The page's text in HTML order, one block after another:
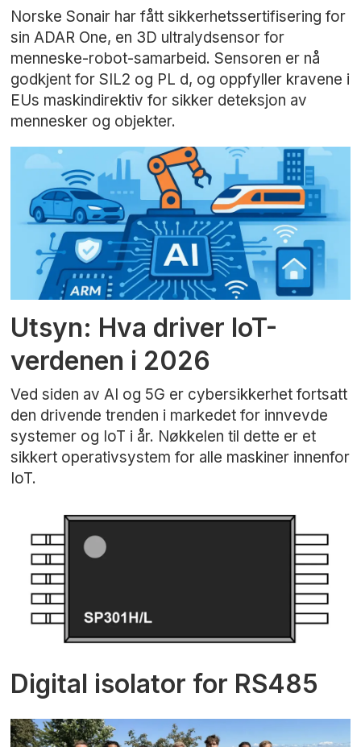
Norske Sonair har fått sikkerhetssertifisering for
sin ADAR One, en 3D ultralydsensor for
menneske-robot-samarbeid. Sensoren er nå
godkjent for SIL2 og PL d, og oppfyller kravene i
EUs maskindirektiv for sikker deteksjon av
mennesker og objekter.
Utsyn: Hva driver IoT-
verdenen i 2026
Ved siden av AI og 5G er cybersikkerhet fortsatt
den drivende trenden i markedet for innvevde
systemer og IoT i år. Nøkkelen til dette er et
sikkert operativsystem for alle maskiner innenfor
IoT.
Digital isolator for RS485